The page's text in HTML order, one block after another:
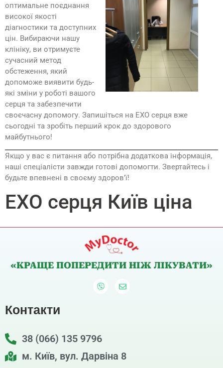
оптимальне поєднання
високої якості
діагностики та доступних
цін. Вибираючи нашу
клініку, ви отримуєте
сучасний метод
обстеження, який
допоможе виявити будь-
які зміни у роботі вашого
серця та забезпечити
своєчасну допомогу. Запишіться на ЕХО серця вже
сьогодні та зробіть перший крок до здорового
майбутнього!
Якщо у вас є питання або потрібна додаткова інформація,
наші спеціалісти завжди готові допомогти. Звертайтесь і
будьте впевнені в своєму здоров’ї!
ЕХО серця Київ ціна
«КРАЩЕ ПОПЕРЕДИТИ НІЖ ЛІКУВАТИ»
Контакти
38 (066) 135 9796
м. Київ, вул. Дарвіна 8